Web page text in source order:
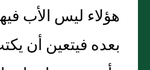
هؤلاء ليس الأب
بعده فيتعين أن